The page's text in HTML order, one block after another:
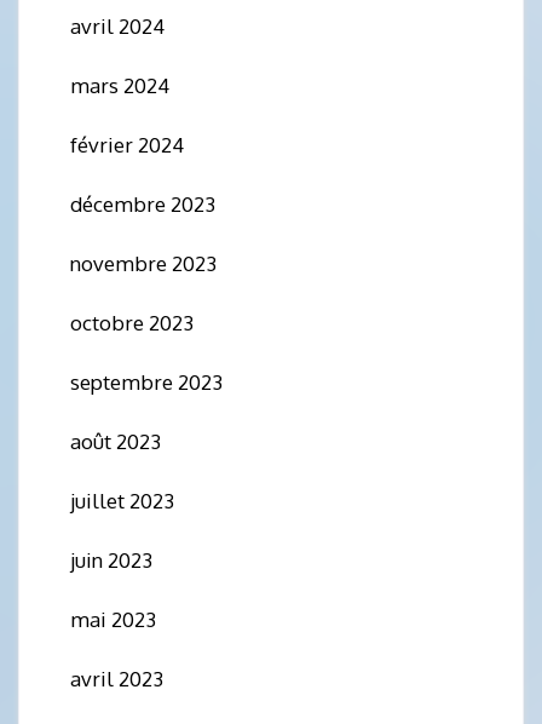
avril 2024
mars 2024
février 2024
décembre 2023
novembre 2023
octobre 2023
septembre 2023
août 2023
juillet 2023
juin 2023
mai 2023
avril 2023